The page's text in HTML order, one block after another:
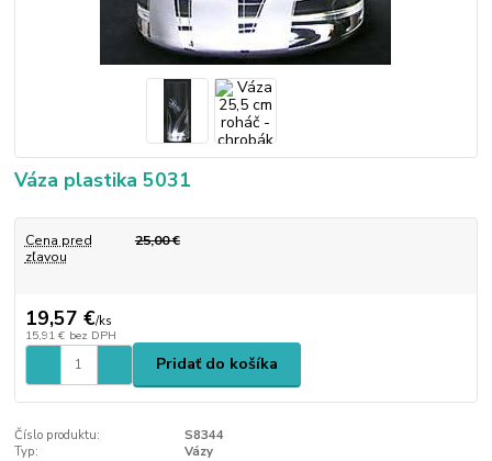
Váza plastika 5031
Cena pred
zľavou
25,00 €
19,57 €/ks
15,91 € bez DPH
Pridať do košíka
Číslo produktu:
S8344
Typ:
Vázy